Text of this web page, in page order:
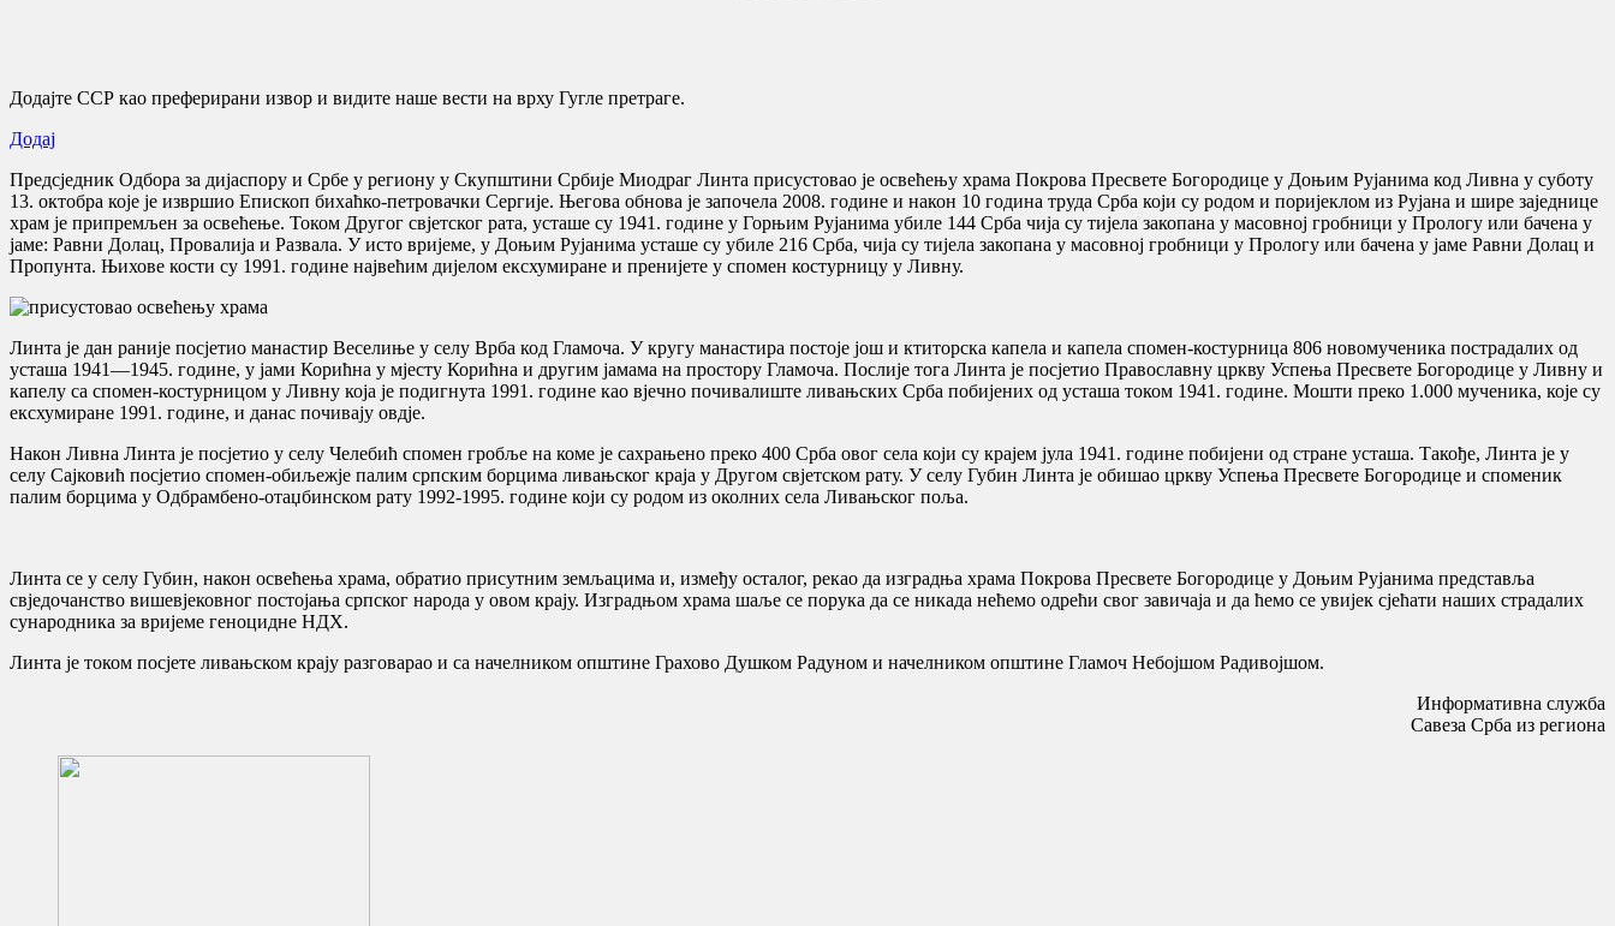
Додајте ССР као преферирани извор и видите наше вести на врху Гугле претраге.
Додај
Предсједник Одбора за дијаспору и Србе у региону у Скупштини Србије Миодраг Линта присустовао је освећењу храма Покрова Пресвете Богородице у Доњим Рујанима код Ливна у суботу
13. октобра које је извршио Епископ бихаћко-петровачки Сергије. Његова обнова је започела 2008. године и након 10 година труда Срба који су родом и поријеклом из Рујана и шире заједнице
храм је припремљен за освећење. Током Другог свјетског рата, усташе су 1941. године у Горњим Рујанима убиле 144 Срба чија су тијела закопана у масовној гробници у Прологу или бачена у
јаме: Равни Долац, Провалија и Развала. У исто вријеме, у Доњим Рујанима усташе су убиле 216 Срба, чија су тијела закопана у масовној гробници у Прологу или бачена у јаме Равни Долац и
Пропунта. Њихове кости су 1991. године највећим дијелом ексхумиране и пренијете у спомен костурницу у Ливну.
Линта је дан раније посјетио манастир Веселиње у селу Врба код Гламоча. У кругу манастира постоје још и ктиторска капела и капела спомен-костурница 806 новомученика пострадалих од
усташа 1941—1945. године, у јами Корићна у мјесту Корићна и другим јамама на простору Гламоча. Послије тога Линта је посјетио Православну цркву Успења Пресвете Богородице у Ливну и
капелу са спомен-костурницом у Ливну која је подигнута 1991. године као вјечно почивалиште ливањских Срба побијених од усташа током 1941. године. Мошти преко 1.000 мученика, које су
ексхумиране 1991. године, и данас почивају овдје.
Након Ливна Линта је посјетио у селу Челебић спомен гробље на коме је сахрањено преко 400 Срба овог села који су крајем јула 1941. године побијени од стране усташа. Такође, Линта је у
селу Сајковић посјетио спомен-обиљежје палим српским борцима ливањског краја у Другом свјетском рату. У селу Губин Линта је обишао цркву Успења Пресвете Богородице и споменик
палим борцима у Одбрамбено-отаџбинском рату 1992-1995. године који су родом из околних села Ливањског поља.
Линта се у селу Губин, након освећења храма, обратио присутним земљацима и, између осталог, рекао да изградња храма Покрова Пресвете Богородице у Доњим Рујанима представља
свједочанство вишевјековног постојања српског народа у овом крају. Изградњом храма шаље се порука да се никада нећемо одрећи свог завичаја и да ћемо се увијек сјећати наших страдалих
сународника за вријеме геноцидне НДХ.
Линта је током посјете ливањском крају разговарао и са начелником општине Грахово Душком Радуном и начелником општине Гламоч Небојшом Радивојшом.
Информативна служба
Савеза Срба из региона